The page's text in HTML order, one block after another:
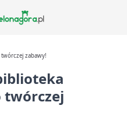
zabawy!
twórczej